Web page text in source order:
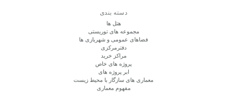
دسته بندی
هتل ها
مجموعه های توریستی
فضاهای عمومی و شهربازی ها
دفترمرکزی
مراکز خرید
پروژه های خاص
ابر پروژه های
معماری های سازگار با محیط زیست
مفهوم معماری